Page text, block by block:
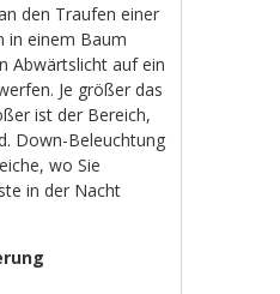
den Traufen einer
in einem Baum
Abwärtslicht auf ein
Je größer das
ist der Bereich,
Down-Beleuchtung
wo Sie
in der Nacht